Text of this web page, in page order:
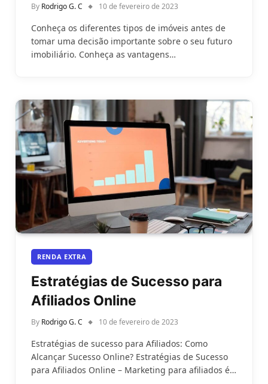
By Rodrigo G. C 10 de fevereiro de 2023
Conheça os diferentes tipos de imóveis antes de
tomar uma decisão importante sobre o seu futuro
imobiliário. Conheça as vantagens…
RENDA EXTRA
Estratégias de Sucesso para
Afiliados Online
By Rodrigo G. C 10 de fevereiro de 2023
Estratégias de sucesso para Afiliados: Como
Alcançar Sucesso Online? Estratégias de Sucesso
para Afiliados Online – Marketing para afiliados é…